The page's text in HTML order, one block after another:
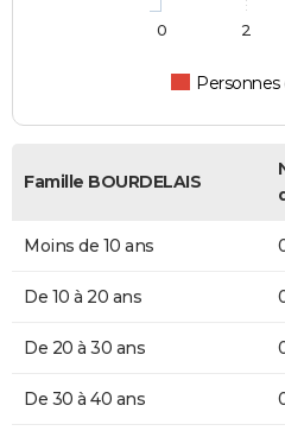
0 2
Famille BOURDELAIS
Moins de 10 ans
De 10 à 20 ans
De 20 à 30 ans
De 30 à 40 ans